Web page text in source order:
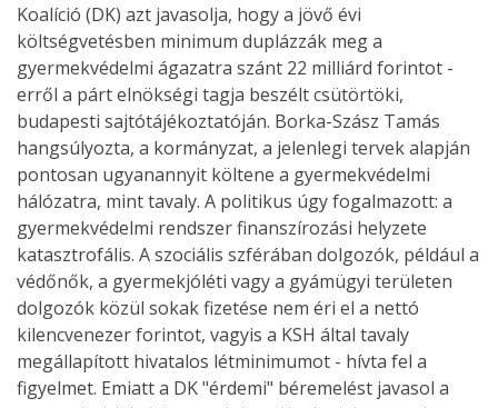
Koalíció (DK) azt javasolja, hogy a jövő évi
költségvetésben minimum duplázzák meg a
gyermekvédelmi ágazatra szánt 22 milliárd forintot -
erről a párt elnökségi tagja beszélt csütörtöki,
budapesti sajtótájékoztatóján. Borka-Szász Tamás
hangsúlyozta, a kormányzat, a jelenlegi tervek alapján
pontosan ugyanannyit költene a gyermekvédelmi
hálózatra, mint tavaly. A politikus úgy fogalmazott: a
gyermekvédelmi rendszer finanszírozási helyzete
katasztrofális. A szociális szférában dolgozók, például a
védőnők, a gyermekjóléti vagy a gyámügyi területen
dolgozók közül sokak fizetése nem éri el a nettó
kilencvenezer forintot, vagyis a KSH által tavaly
megállapított hivatalos létminimumot - hívta fel a
figyelmet. Emiatt a DK "érdemi" béremelést javasol a